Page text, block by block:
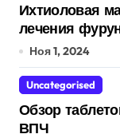
Ихтиоловая
лечения
Ноя 1, 2024
Uncategorised
Обзор
ВПЧ